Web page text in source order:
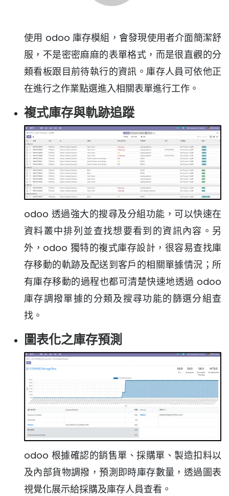
使用 odoo 庫存模組，會發現使用者介面簡潔舒
服，不是密密麻麻的表單格式，而是很直觀的分
類看板跟目前待執行的資訊。庫存人員可依他正
在進行之作業點選進入相關表單進行工作。
複式庫存與軌跡追蹤
odoo 透過強大的搜尋及分組功能，可以快速在
資料叢中排列並查找想要看到的資訊內容。另
外，odoo 獨特的複式庫存設計，很容易查找庫
存移動的軌跡及配送到客戶的相關單據情況；所
有庫存移動的過程也都可清楚快速地透過 odoo
庫存調撥單據的分類及搜尋功能的篩選分組查
找。
圖表化之庫存預測
odoo 根據確認的銷售單、採購單、製造扣料以
及內部貨物調撥，預測即時庫存數量，透過圖表
視覺化展示給採購及庫存人員查看。